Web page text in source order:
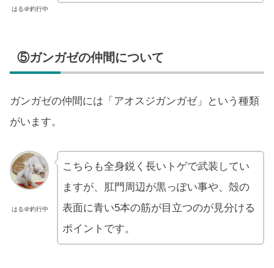
はる＠釣行中
⑤ガンガゼの仲間について
ガンガゼの仲間には「アオスジガンガゼ」という種類
がいます。
はる＠釣行中
こちらも全身鋭く長いトゲで武装してい
ますが、肛門周辺が黒っぽい事や、殻の
表面に青い5本の筋が目立つのが見分ける
ポイントです。